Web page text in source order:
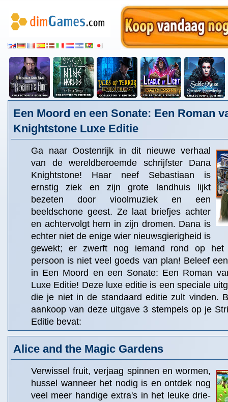
Een Moord en een Sonate: Een Roman
Knightstone Luxe Editie
Ga naar Oostenrijk in dit nieuwe verhaal
van de wereldberoemde schrijfster Dana
Knightstone! Haar neef Sebastiaan is
ernstig ziek en zijn grote landhuis lijkt
bezeten door vioolmuziek en een
beeldschone geest. Ze laat briefjes achter
en achtervolgt hem in zijn dromen. Dana is
echter niet de enige wier nieuwsgierigheid is
gewekt; er zwerft nog iemand rond op het
persoon is niet veel goeds van plan! Beleef
in Een Moord en een Sonate: Een Roman
Luxe Editie! Deze luxe editie is een speciale
die je niet in de standaard editie zult vinden.
aankoop van deze uitgave 3 stempels op je
Editie bevat:
Alice and the Magic Gardens
Verwissel fruit, verjaag spinnen en wormen,
hussel wanneer het nodig is en ontdek nog
veel meer handige extra's in het leuke drie-